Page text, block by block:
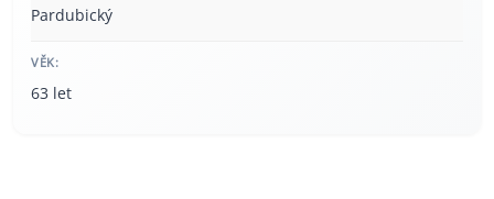
Pardubický
VĚK:
63 let